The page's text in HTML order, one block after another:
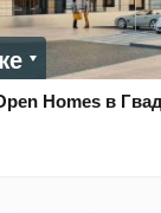
Homes в